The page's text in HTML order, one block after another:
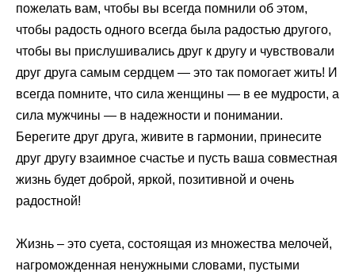
пожелать вам, чтобы вы всегда помнили об этом,
чтобы радость одного всегда была радостью другого,
чтобы вы прислушивались друг к другу и чувствовали
друг друга самым сердцем — это так помогает жить! И
всегда помните, что сила женщины — в ее мудрости, а
сила мужчины — в надежности и понимании.
Берегите друг друга, живите в гармонии, принесите
друг другу взаимное счастье и пусть ваша совместная
жизнь будет доброй, яркой, позитивной и очень
радостной!
Жизнь – это суета, состоящая из множества мелочей,
нагроможденная ненужными словами, пустыми